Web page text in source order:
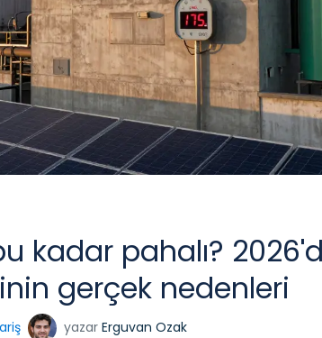
kadar pahalı?
gerçek nedenleri
yazar Erguvan Ozak